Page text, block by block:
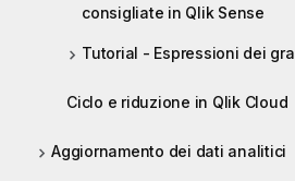
consigliate in Qlik Sense
Tutorial - Espressioni dei
Ciclo e riduzione in Qlik Cloud
Aggiornamento dei dati analitici